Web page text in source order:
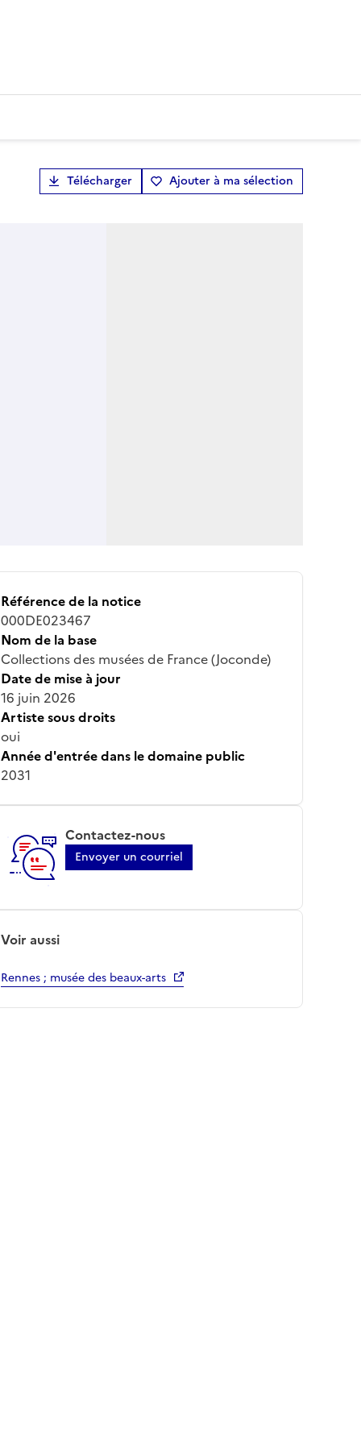
Télécharger Ajouter à ma sélection
Référence de la notice
000DE023467
Nom de la base
Collections des musées de France (Joconde)
Date de mise à jour
16 juin 2026
Artiste sous droits
oui
Année d'entrée dans le domaine public
2031
Contactez-nous
Envoyer un courriel
Voir aussi
Rennes ; musée des beaux-arts